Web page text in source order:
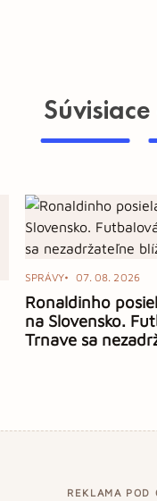
SPRÁVY 07. 08. 2026
Ronaldinho
na Slovensko.
Trnave sa
REKLAMA POD